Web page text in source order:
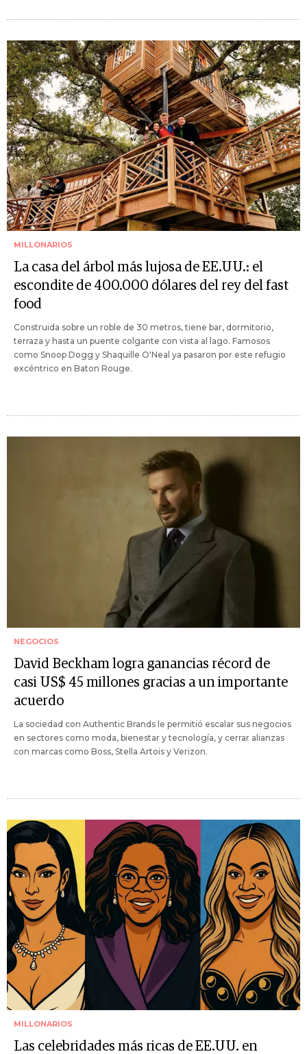
MILLONARIOS
La casa del árbol más lujosa de EE.UU.: el
escondite de 400.000 dólares del rey del fast
food
Construida sobre un roble de 30 metros, tiene bar, dormitorio,
terraza y hasta un puente colgante con vista al lago. Famosos
como Snoop Dogg y Shaquille O'Neal ya pasaron por este refugio
excéntrico en Baton Rouge.
NEGOCIOS
David Beckham logra ganancias récord de
casi US$ 45 millones gracias a un importante
acuerdo
La sociedad con Authentic Brands le permitió escalar sus negocios
en sectores como moda, bienestar y tecnología, y cerrar alianzas
con marcas como Boss, Stella Artois y Verizon.
MILLONARIOS
Las celebridades más ricas de EE.UU. en